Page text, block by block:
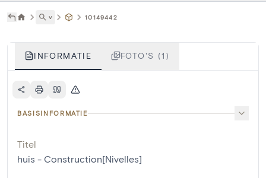
˅ 10149442
INFORMATIE FOTO'S (1)
BASISINFORMATIE
Titel
huis - Construction[Nivelles]